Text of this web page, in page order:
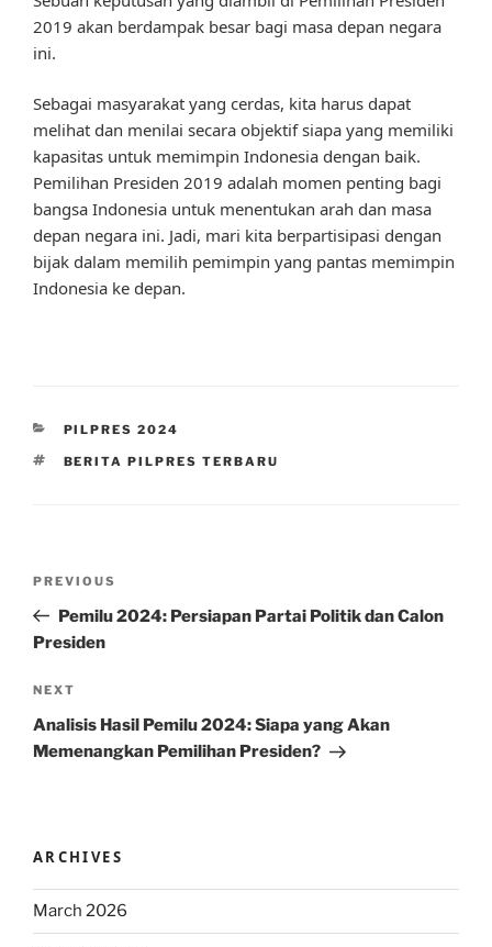
2019 akan berdampak besar bagi masa depan negara
ini.
Sebagai masyarakat yang cerdas, kita harus dapat
melihat dan menilai secara objektif siapa yang memiliki
kapasitas untuk memimpin Indonesia dengan baik.
Pemilihan Presiden 2019 adalah momen penting bagi
bangsa Indonesia untuk menentukan arah dan masa
depan negara ini. Jadi, mari kita berpartisipasi dengan
bijak dalam memilih pemimpin yang pantas memimpin
Indonesia ke depan.
CATEGORIES
PILPRES 2024
TAGS
BERITA PILPRES TERBARU
Previous
Post
PREVIOUS
Pemilu 2024: Persiapan Partai Politik dan Calon
Presiden
Next
Post
NEXT
Analisis Hasil Pemilu 2024: Siapa yang Akan
Memenangkan Pemilihan Presiden?
ARCHIVES
March 2026